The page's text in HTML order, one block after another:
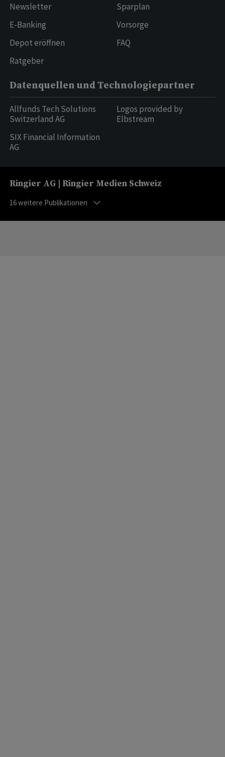
Newsletter
E-Banking
Depot eröffnen
Ratgeber
Sparplan
Vorsorge
FAQ
Datenquellen und Technologiepartner
Allfunds Tech Solutions
Switzerland AG
SIX Financial Information
AG
Logos provided by
Elbstream
Ringier AG | Ringier Medien Schweiz
16weitere Publikationen